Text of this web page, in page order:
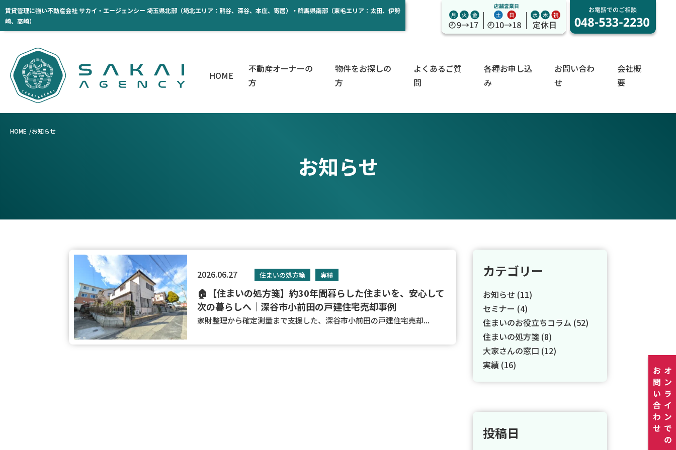
賃貸管理に強い不動産会社 サカイ・エージェンシー 埼玉県北部（埼北エリア：熊谷、深谷、本庄、寄居）・群馬県南部（東毛エリア：太田、伊勢
崎、高崎）
HOME
不動産オーナーの
方
物件をお探しの
方
よくあるご質
問
各種お申し込
み
お問い合わ
せ
会社概
要
お知らせ
HOME お知らせ
2026.06.27 住まいの処方箋 実績
🏠【住まいの処方箋】約30年間暮らした住まいを、安心して
次の暮らしへ｜深谷市小前田の戸建住宅売却事例
家財整理から確定測量まで支援した、深谷市小前田の戸建住宅売却...
カテゴリー
お知らせ (11)
セミナー (4)
住まいのお役立ちコラム (52)
住まいの処方箋 (8)
大家さんの窓口 (12)
実績 (16)
投稿日